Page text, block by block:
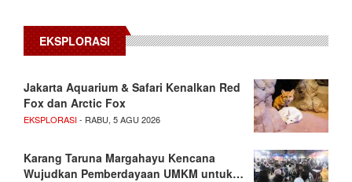
EKSPLORASI
Jakarta Aquarium & Safari Kenalkan Red
Fox dan Arctic Fox
EKSPLORASI- RABU, 5 AGU 2026
Karang Taruna Margahayu Kencana
Wujudkan Pemberdayaan UMKM untuk…